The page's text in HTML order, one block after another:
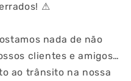
⚠
nada de não
clientes e amigos…
ao trânsito na nossa